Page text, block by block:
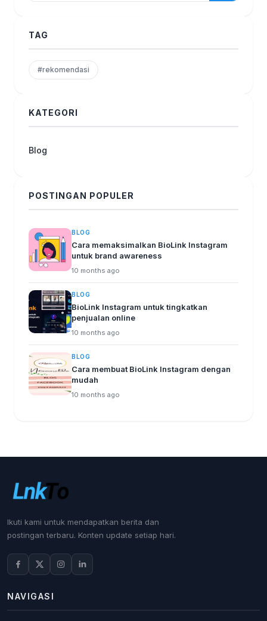
TAG
#rekomendasi
KATEGORI
Blog
POSTINGAN POPULER
BLOG
Cara memaksimalkan BioLink Instagram
untuk brand awareness
10 months ago
BLOG
BioLink Instagram untuk tingkatkan
penjualan online
10 months ago
BLOG
Cara membuat BioLink Instagram dengan
mudah
10 months ago
Ikuti kami untuk mendapatkan berita dan
postingan terbaru. Konten update setiap hari.
NAVIGASI